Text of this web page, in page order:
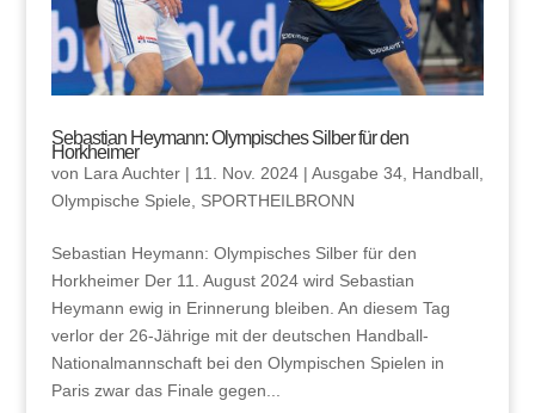
Sebastian Heymann: Olympisches Silber für den
Horkheimer
von Lara Auchter| 11. Nov. 2024| Ausgabe 34, Handball,
Olympische Spiele
SPORTHEILBRONN
Sebastian Heymann: Olympisches Silber für den
Horkheimer Der 11. August 2024 wird Sebastian
Heymann ewig in Erinnerung bleiben. An diesem Tag
verlor der 26-Jährige mit der deutschen Handball-
Nationalmannschaft bei den Olympischen Spielen in
Paris zwar das Finale gegen...